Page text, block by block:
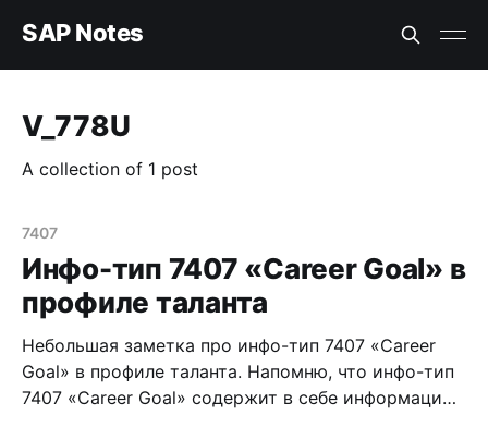
SAP Notes
V_778U
A collection of 1 post
7407
Инфо-тип 7407 «Career Goal» в
профиле таланта
Небольшая заметка про инфо-тип 7407 «Career
Goal» в профиле таланта. Напомню, что инфо-тип
7407 «Career Goal» содержит в себе информацию